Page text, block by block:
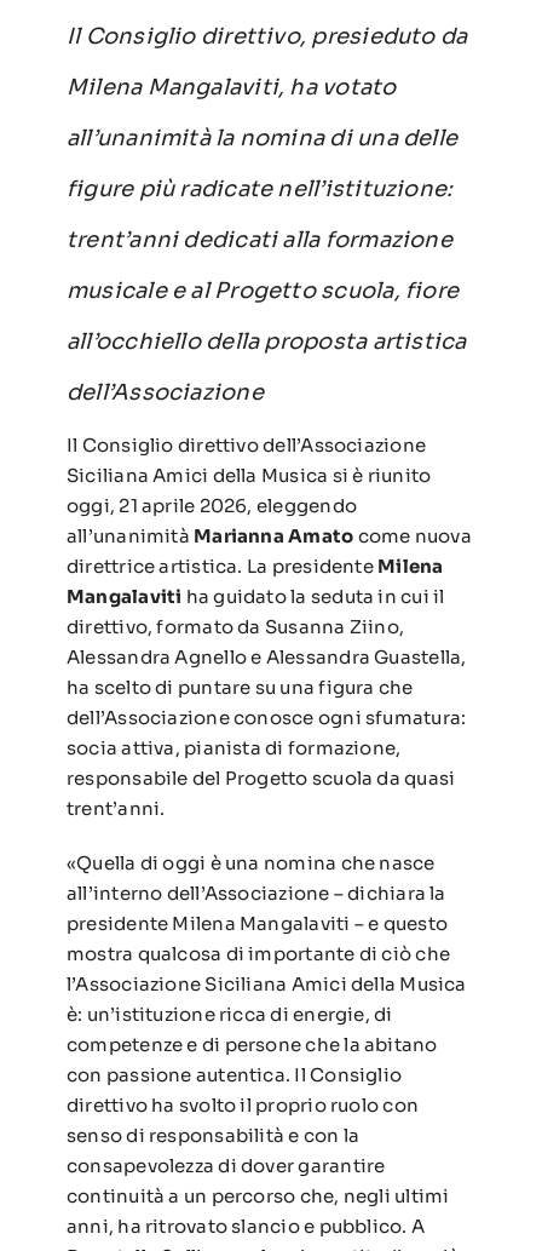
Il Consiglio direttivo, presieduto da
Milena Mangalaviti, ha votato
all’unanimità la nomina di una delle
figure più radicate nell’istituzione:
trent’anni dedicati alla formazione
musicale e al Progetto scuola, fiore
all’occhiello della proposta artistica
dell’Associazione
Il Consiglio direttivo dell’Associazione
Siciliana Amici della Musica si è riunito
oggi, 21 aprile 2026, eleggendo
all’unanimità Marianna Amato come nuova
direttrice artistica. La presidente Milena
Mangalaviti ha guidato la seduta in cui il
direttivo, formato da Susanna Ziino,
Alessandra Agnello e Alessandra Guastella,
ha scelto di puntare su una figura che
dell’Associazione conosce ogni sfumatura:
socia attiva, pianista di formazione,
responsabile del Progetto scuola da quasi
trent’anni.
«Quella di oggi è una nomina che nasce
all’interno dell’Associazione – dichiara la
presidente Milena Mangalaviti – e questo
mostra qualcosa di importante di ciò che
l’Associazione Siciliana Amici della Musica
è: un’istituzione ricca di energie, di
competenze e di persone che la abitano
con passione autentica. Il Consiglio
direttivo ha svolto il proprio ruolo con
senso di responsabilità e con la
consapevolezza di dover garantire
continuità a un percorso che, negli ultimi
anni, ha ritrovato slancio e pubblico. A